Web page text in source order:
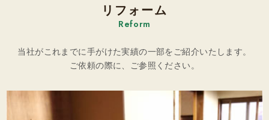
リフォーム
Reform
当社がこれまでに手がけた実績の一部をご紹介いたします。
ご依頼の際に、ご参照ください。